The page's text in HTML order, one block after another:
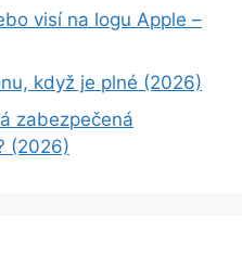
visí na logu Apple –
když je plné (2026)
zabezpečená
(2026)